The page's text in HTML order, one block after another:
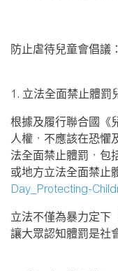
防止虐待兒童會倡議：
1. 立法全面禁止體罰
根據及履行聯合國《
人權，不應該在恐懼
法全面禁止體罰，包
或地方立法全面禁止
Day_Protecting-
立法不僅為暴力定下
讓大眾認知體罰是社